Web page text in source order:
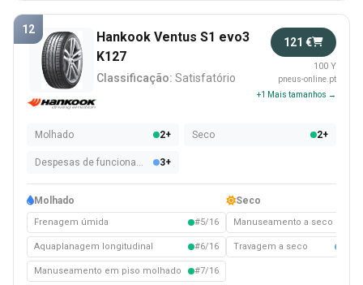
12
Hankook Ventus S1 evo3
K127
Classificação: Satisfatório
121 €
100 Y
pneus-online.pt
+1 Mais tamanhos →
Molhado 2+ Seco 2+
Despesas de funcionamento 3+
Molhado
Frenagem úmida #5/16
Aquaplanagem longitudinal #6/16
Manuseamento em piso molhado #7/16
Seco
Manuseamento a seco
Travagem a seco